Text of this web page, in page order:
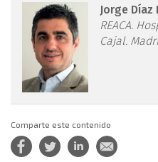
figura1.png
Jorge Díaz
REACA.
Cajal.
Comparte este contenido